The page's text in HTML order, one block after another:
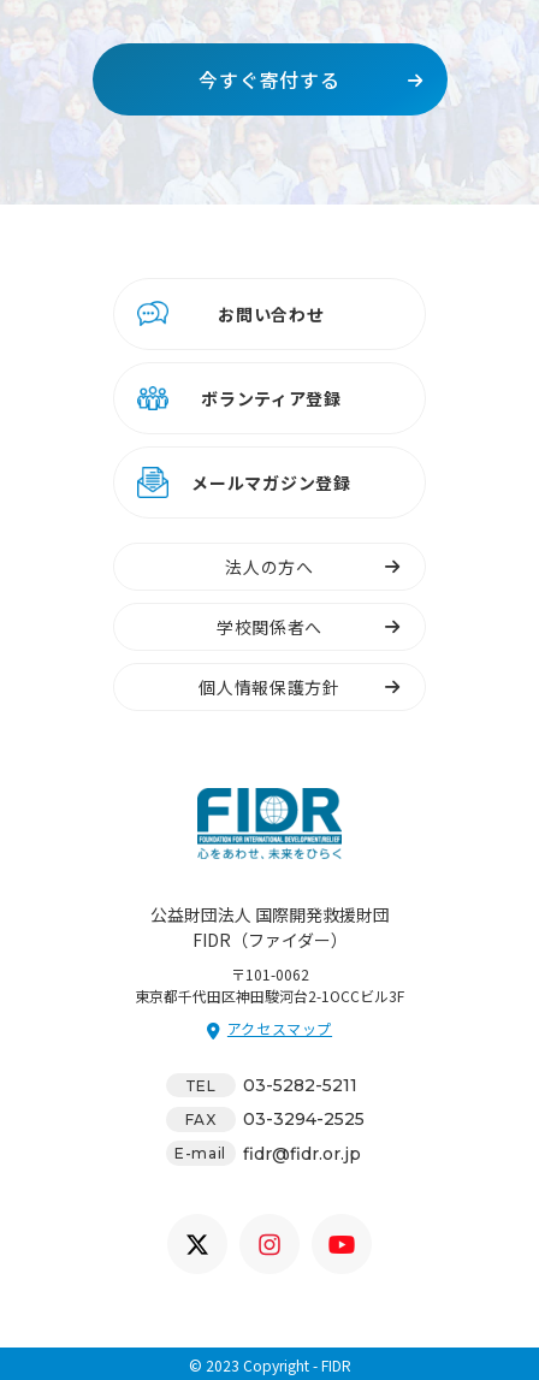
今すぐ寄付する
お問い合わせ
ボランティア登録
メールマガジン登録
法人の方へ
学校関係者へ
個人情報保護方針
公益財団法人 国際開発救援財団
FIDR（ファイダー）
〒101-0062
東京都千代田区神田駿河台2-1OCCビル3F
アクセスマップ
TEL 03-5282-5211
FAX 03-3294-2525
E-mail fidr@fidr.or.jp
© 2023 Copyright - FIDR